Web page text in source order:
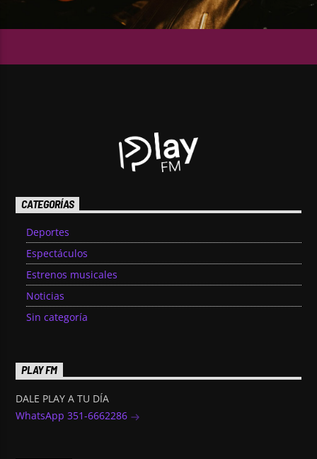
CATEGORÍAS
Deportes
Espectáculos
Estrenos musicales
Noticias
Sin categoría
PLAY FM
DALE PLAY A TU DÍA
WhatsApp 351-6662286